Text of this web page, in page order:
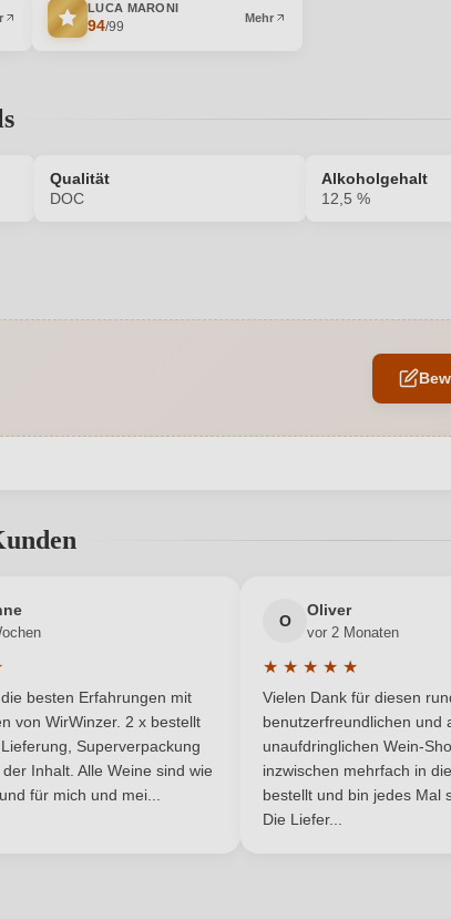
LUCA MARONI
94/99
Mehr
Qualität
DOC
Alkoholgehalt
12,5 %
Tenuta Gorghi Tondi S.a.s. di Annamaria e Clara Agata
San Nicola snc, 91026
zu
Ich habe
Bewertung von 5 von 5 Sternen
besten Erfahrungen mit
von WirWinzer. 2 x bestellt
Superverpackung
Inhalt. Alle Weine sind wie
für mich und mei...
O
Oliver
vor 2 Monaten
★ ★ ★ ★ ★
Durchschnittliche
Vielen Dank für diesen
benutzerfreundlichen und
unaufdringlichen Wein-
inzwischen mehrfach in
bestellt und bin jedes Mal
Die Liefer...